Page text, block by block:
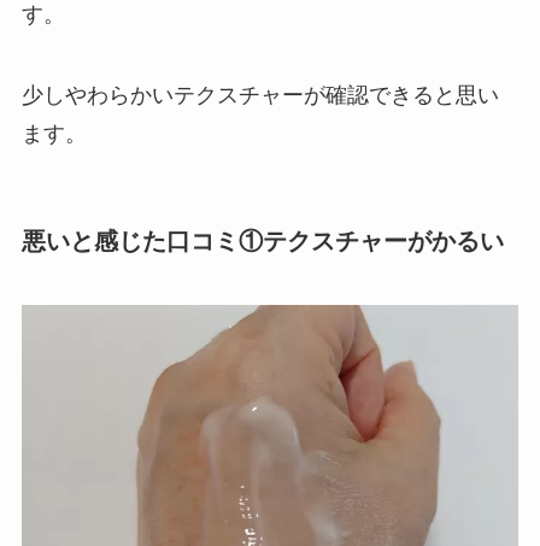
す。
少しやわらかいテクスチャーが確認できると思い
ます。
悪いと感じた口コミ①テクスチャーがかるい